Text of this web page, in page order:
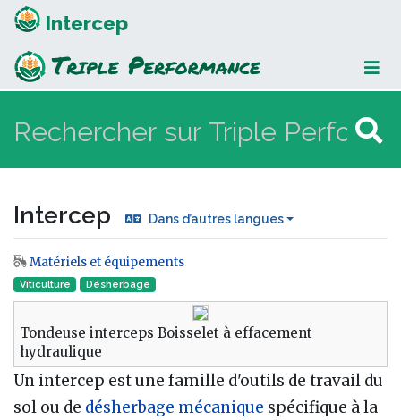
Intercep
Intercep Dans d’autres langues
Aller à :navigation,rechercher
Matériels et équipements
Viticulture Désherbage
Tondeuse interceps Boisselet à effacement
hydraulique
Un intercep est une famille d'outils de travail du
sol ou de désherbage mécanique spécifique à la